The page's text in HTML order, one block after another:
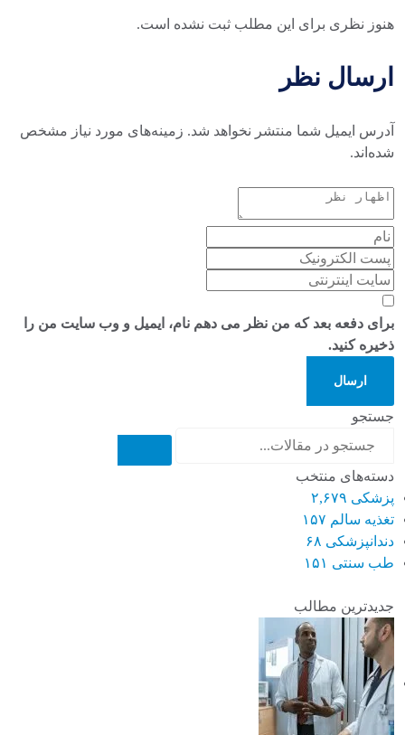
هنوز نظری برای این مطلب ثبت نشده است.
ارسال نظر
آدرس ایمیل شما منتشر نخواهد شد. زمینه‌های مورد نیاز مشخص
شده‌اند.
برای دفعه بعد که من نظر می دهم نام، ایمیل و وب سایت من را
ذخیره کنید.
ارسال
جستجو
دسته‌های منتخب
پزشکی ۲,۶۷۹
تغذیه سالم ۱۵۷
دندانپزشکی ۶۸
طب سنتی ۱۵۱
جدیدترین مطالب